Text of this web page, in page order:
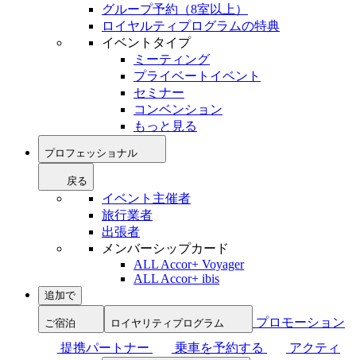
グループ予約（8室以上）
ロイヤルティプログラムの特典
イベントタイプ
ミーティング
プライベートイベント
セミナー
コンベンション
もっと見る
プロフェッショナル
戻る
イベント主催者
旅行業者
出張者
メンバーシップカード
ALL Accor+ Voyager
ALL Accor+ ibis
追加で
ご宿泊 ロイヤリティプログラム
プロモーション
提携パートナー
乗車を予約する
アクティ